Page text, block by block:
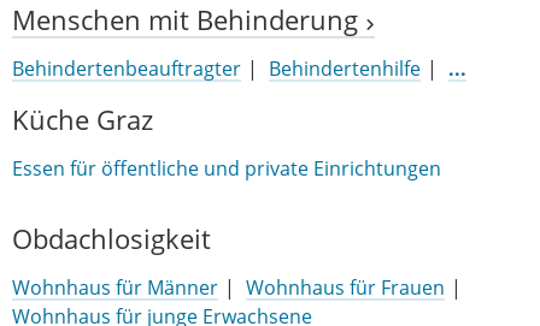
Menschen mit Behinderung
Behindertenbeauftragter Behindertenhilfe ...
Küche Graz
Essen für öffentliche und private Einrichtungen
Obdachlosigkeit
Wohnhaus für Männer
Wohnhaus für Frauen
Wohnhaus für junge Erwachsene